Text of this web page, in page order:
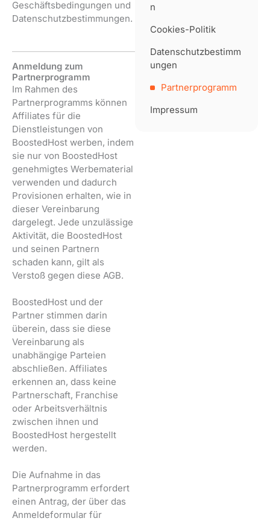
n
Cookies-Politik
Datenschutzbestimm
ungen
Partnerprogramm
Impressum
Geschäftsbedingungen und
Datenschutzbestimmungen.
Anmeldung zum
Partnerprogramm
Im Rahmen des
Partnerprogramms können
Affiliates für die
Dienstleistungen von
BoostedHost werben, indem
sie nur von BoostedHost
genehmigtes Werbematerial
verwenden und dadurch
Provisionen erhalten, wie in
dieser Vereinbarung
dargelegt. Jede unzulässige
Aktivität, die BoostedHost
und seinen Partnern
schaden kann, gilt als
Verstoß gegen diese AGB.
BoostedHost und der
Partner stimmen darin
überein, dass sie diese
Vereinbarung als
unabhängige Parteien
abschließen. Affiliates
erkennen an, dass keine
Partnerschaft, Franchise
oder Arbeitsverhältnis
zwischen ihnen und
BoostedHost hergestellt
werden.
Die Aufnahme in das
Partnerprogramm erfordert
einen Antrag, der über das
Anmeldeformular für